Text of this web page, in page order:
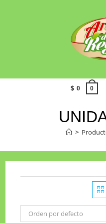
$ 0 0
>
Orden por defecto